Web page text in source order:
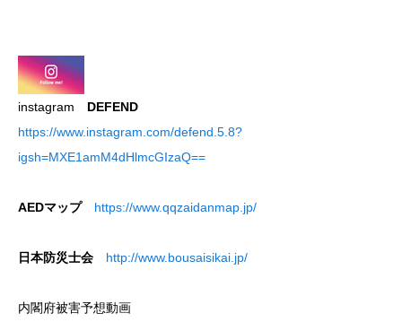
instagram DEFEND
https://www.instagram.com/defend.5.8?
igsh=MXE1amM4dHlmcGIzaQ==
AEDマップ https://www.qqzaidanmap.jp/
日本防災士会 http://www.bousaisikai.jp/
内閣府被害予想動画